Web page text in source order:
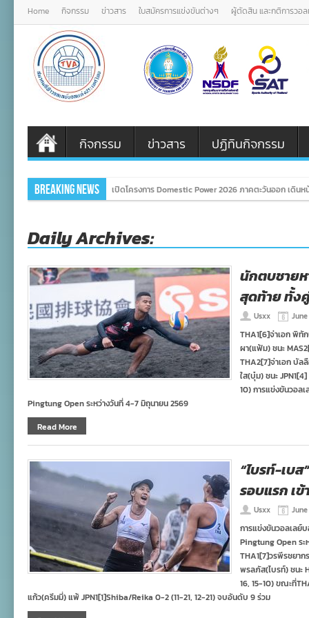
Home กิจกรรม ข่าวสาร ใบสมัครการแข่งขันต่างๆ ผู้ตัดสิน และกติการวอ
กิจกรรม ข่าวสาร ปฏิทินกิจกรรม
Breaking News เปิดโครงการ Domestic Power 2026 ภาคตะวันออก เดิ
Daily Archives:
นักตบชายห
สุดท้าย ทั้ง
Usxx
THA1[6]จ่าเอก พิ
ผา(แฟ้ม) ชนะ
THA2[7]จ่าเอก บัล
ใส(บุ๋ม) ชนะ
10) การแข่งขันวอล
Pingtung Open ระหว่างวันที่ 4-7 มิถุนายน 2569
Read More
“ไบรท์-เบ
รอบแรก เ
Usxx
การแข่งขันวอลเลย์
Pingtung Open ระ
THA1[7]วรพีรชยา
พรลภัส(ไบรท์) ชนะ
16, 15-10) ขณะที่
แก้ว(ครีมมี่) แพ้ JPN1[1]Shiba/Reika 0-2 (11-21, 12-21) จบอันดับ 9 ร่วม